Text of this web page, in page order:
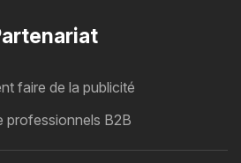
faire de la publicité
professionnels B2B